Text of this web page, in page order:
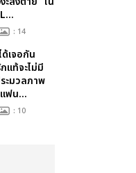
: 14
ด้เจอกัน
แท้จะไม่มี
ะมวลภาพ
ฟน...
: 10